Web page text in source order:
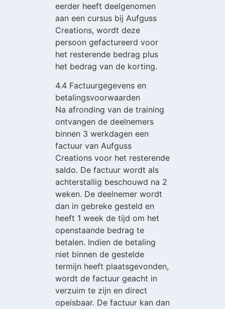
eerder heeft deelgenomen
aan een cursus bij Aufguss
Creations, wordt deze
persoon gefactureerd voor
het resterende bedrag plus
het bedrag van de korting.
4.4 Factuurgegevens en
betalingsvoorwaarden
Na afronding van de training
ontvangen de deelnemers
binnen 3 werkdagen een
factuur van Aufguss
Creations voor het resterende
saldo. De factuur wordt als
achterstallig beschouwd na 2
weken. De deelnemer wordt
dan in gebreke gesteld en
heeft 1 week de tijd om het
openstaande bedrag te
betalen. Indien de betaling
niet binnen de gestelde
termijn heeft plaatsgevonden,
wordt de factuur geacht in
verzuim te zijn en direct
opeisbaar. De factuur kan dan